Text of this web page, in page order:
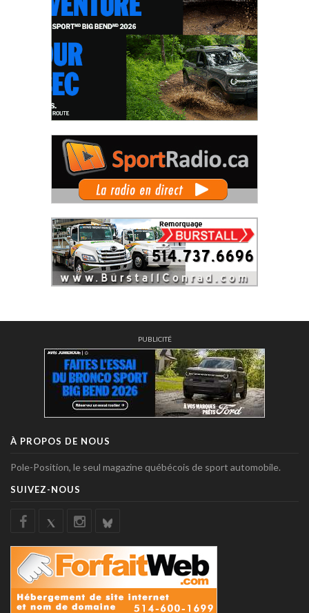
PUBLICITÉ
À PROPOS DE NOUS
Pole-Position, le seul magazine québécois de sport automobile.
SUIVEZ-NOUS